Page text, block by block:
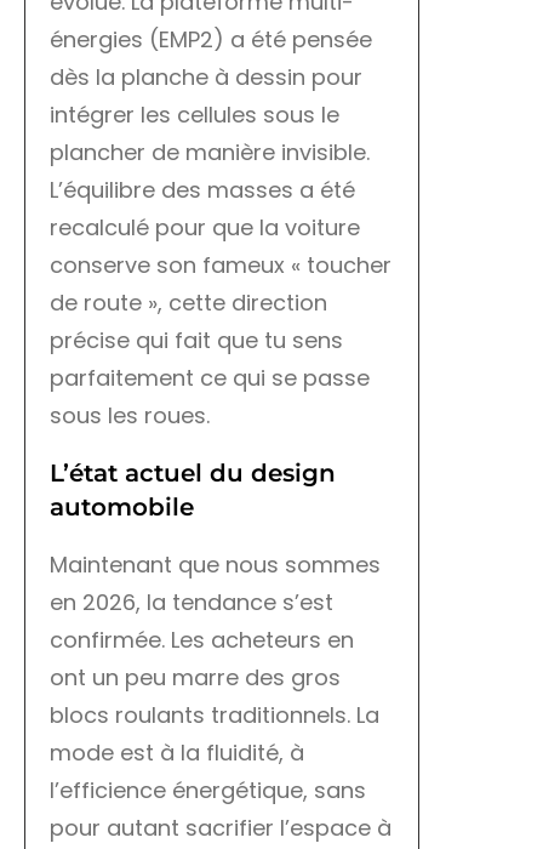
énergies (EMP2) a été pensée
dès la planche à dessin pour
intégrer les cellules sous le
plancher de manière invisible.
L’équilibre des masses a été
recalculé pour que la voiture
conserve son fameux « toucher
de route », cette direction
précise qui fait que tu sens
parfaitement ce qui se passe
sous les roues.
L’état actuel du design
automobile
Maintenant que nous sommes
en 2026, la tendance s’est
confirmée. Les acheteurs en
ont un peu marre des gros
blocs roulants traditionnels. La
mode est à la fluidité, à
l’efficience énergétique, sans
pour autant sacrifier l’espace à